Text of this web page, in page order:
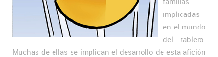
implicadas
en el mundo
del tablero.
Muchas de ellas se implican el desarrollo de esta afición